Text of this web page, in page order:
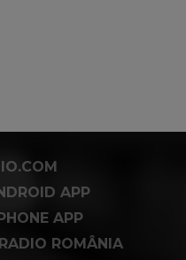
APP
APP
ROMÂNIA